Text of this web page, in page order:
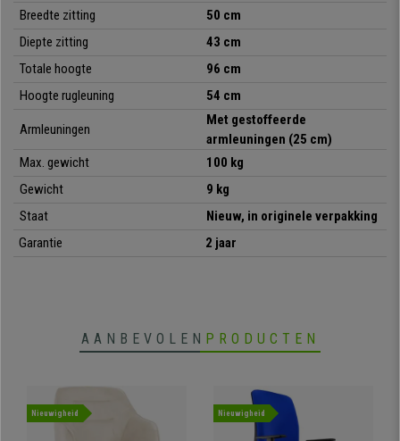
Breedte zitting
50 cm
Diepte zitting
43 cm
Totale hoogte
96 cm
Hoogte rugleuning
54 cm
Armleuningen
Met gestoffeerde
armleuningen (25 cm)
Max. gewicht
100 kg
Gewicht
9 kg
Staat
Nieuw, in originele verpakking
Garantie
2 jaar
AANBEVOLEN PRODUCTEN
Nieuwigheid Nieuwigheid